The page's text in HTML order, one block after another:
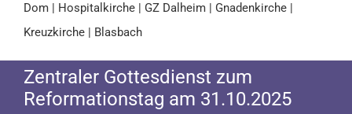
Dom | Hospitalkirche | GZ Dalheim | Gnadenkirche |
Kreuzkirche | Blasbach
Zentraler Gottesdienst zum
Reformationstag am 31.10.2025